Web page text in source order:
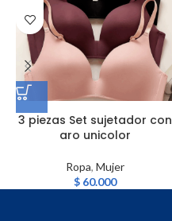
3 piezas Set sujetador con
aro unicolor
Ropa, Mujer
$60.000